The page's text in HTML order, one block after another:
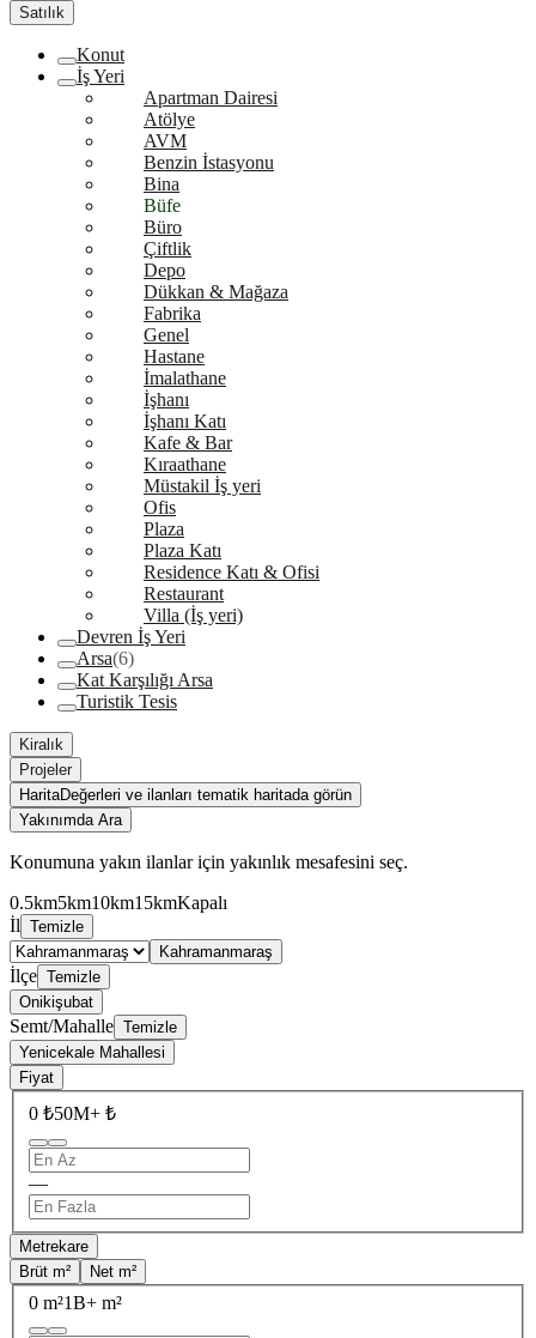
Satılık
Konut
İş Yeri
Apartman Dairesi
Atölye
AVM
Benzin İstasyonu
Bina
Büfe
Büro
Çiftlik
Depo
Dükkan & Mağaza
Fabrika
Genel
Hastane
İmalathane
İşhanı
İşhanı Katı
Kafe & Bar
Kıraathane
Müstakil İş yeri
Ofis
Plaza
Plaza Katı
Residence Katı & Ofisi
Restaurant
Villa (İş yeri)
Devren İş Yeri
Arsa(6)
Kat Karşılığı Arsa
Turistik Tesis
Kiralık
Projeler
HaritaDeğerleri ve ilanları tematik haritada görün
Yakınımda Ara
Konumuna yakın ilanlar için yakınlık mesafesini seç.
0.5km5km10km15kmKapalı
İl Temizle
Kahramanmaraş
İlçe Temizle
Onikişubat
Semt/Mahalle Temizle
Yenicekale Mahallesi
Fiyat
0 ₺50M+ ₺
—
Metrekare
Brüt m²
Net m²
0 m²1B+ m²